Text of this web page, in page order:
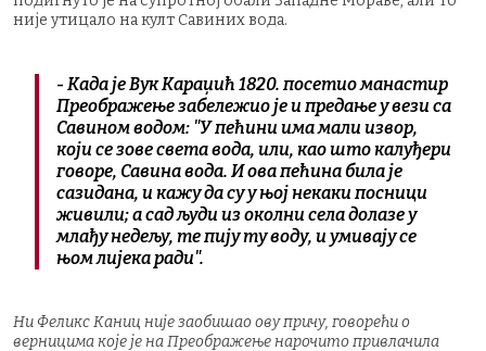
није утицало на култ Савиних вода.
- Када је Вук Караџић 1820. посетио манастир
Преображење забележио је и предање у вези са
Савином водом: "У пећини има мали извор,
који се зове света вода, или, као што калуђери
говоре, Савина вода. И ова пећина била је
сазидана, и кажу да су у њој некаки посници
живили; а сад људи из околни села долазе у
млађу недељу, те пију ту воду, и умивају се
њом лијека ради".
Ни Феликс Каниц није заобишао ову причу, говорећи о
верницима које је на Преображење нарочито привлачила